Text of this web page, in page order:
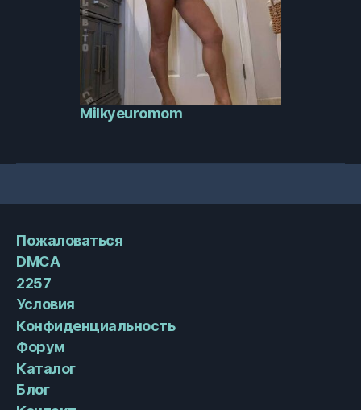
Milkyeuromom
Пожаловаться
DMCA
2257
Условия
Конфиденциальность
Форум
Каталог
Блог